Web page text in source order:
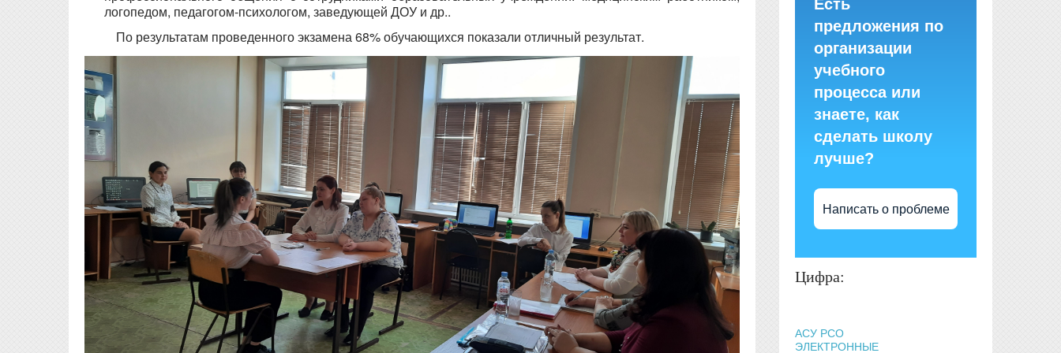
логопедом, педагогом-психологом, заведующей ДОУ и др..
По результатам проведенного экзамена 68% обучающихся показали отличный результат.
Есть
предложения по
организации
учебного
процесса или
знаете, как
сделать школу
лучше?
Написать о проблеме
Цифра:
АСУ РСО
ЭЛЕКТРОННЫЕ